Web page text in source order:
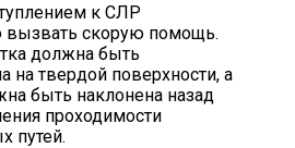
к СЛР
вызвать скорую помощь.
должна быть
на твердой поверхности, а
быть наклонена назад
проходимости
путей.